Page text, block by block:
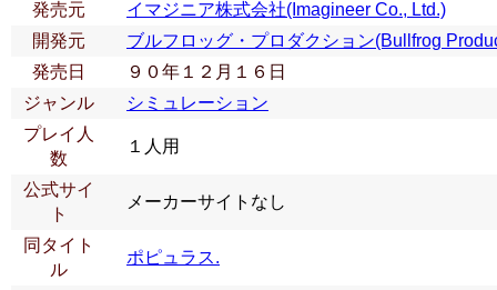
発売元
イマジニア株式会社(Imagineer Co., Ltd.)
開発元
ブルフロッグ・プロダクション(Bullfrog
発売日
９０年１２月１６日
ジャンル
シミュレーション
プレイ人
数
１人用
公式サイ
ト
メーカーサイトなし
同タイト
ル
ポピュラス.